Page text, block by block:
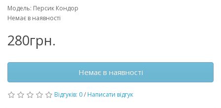
Модель: Персик Кондор
Немає в наявності
280грн.
Немає в наявності
Відгуків: 0/ Написати відгук